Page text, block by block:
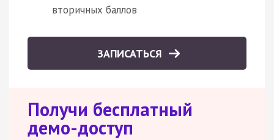
вторичных баллов
ЗАПИСАТЬСЯ
Получи бесплатный
демо-доступ